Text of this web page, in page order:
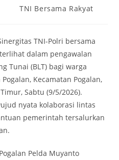
Post
TNI Bersama Rakyat
TNI-Polri bersama
dalam pengawalan
Tunai (BLT) bagi warga
Kecamatan Pogalan,
Sabtu (9/5/2026).
nyata kolaborasi lintas
pemerintah tersalurkan
Pelda Muyanto